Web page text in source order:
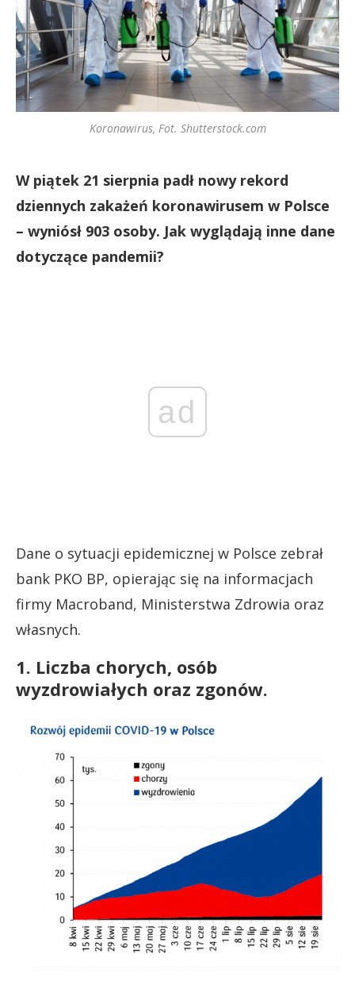
Koronawirus, Fot. Shutterstock.com
W piątek 21 sierpnia padł nowy rekord
dziennych zakażeń koronawirusem w Polsce
– wyniósł 903 osoby. Jak wyglądają inne dane
dotyczące pandemii?
ad
Dane o sytuacji epidemicznej w Polsce zebrał
bank PKO BP, opierając się na informacjach
firmy Macroband, Ministerstwa Zdrowia oraz
własnych.
1. Liczba chorych, osób
wyzdrowiałych oraz zgonów.